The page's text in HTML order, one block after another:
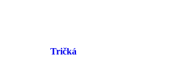
Tričká